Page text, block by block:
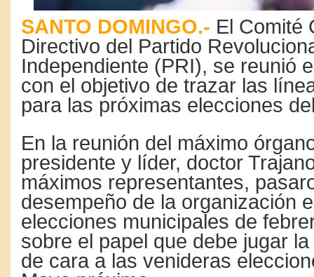
SANTO DOMINGO.- El Comité
Directivo del Partido
Independiente (PRI), se reunió
con el objetivo de trazar las
para las próximas elecciones
En la reunión del máximo
presidente y líder, doctor
máximos representantes,
desempeño de la organización
elecciones municipales de
sobre el papel que debe jugar
de cara a las venideras